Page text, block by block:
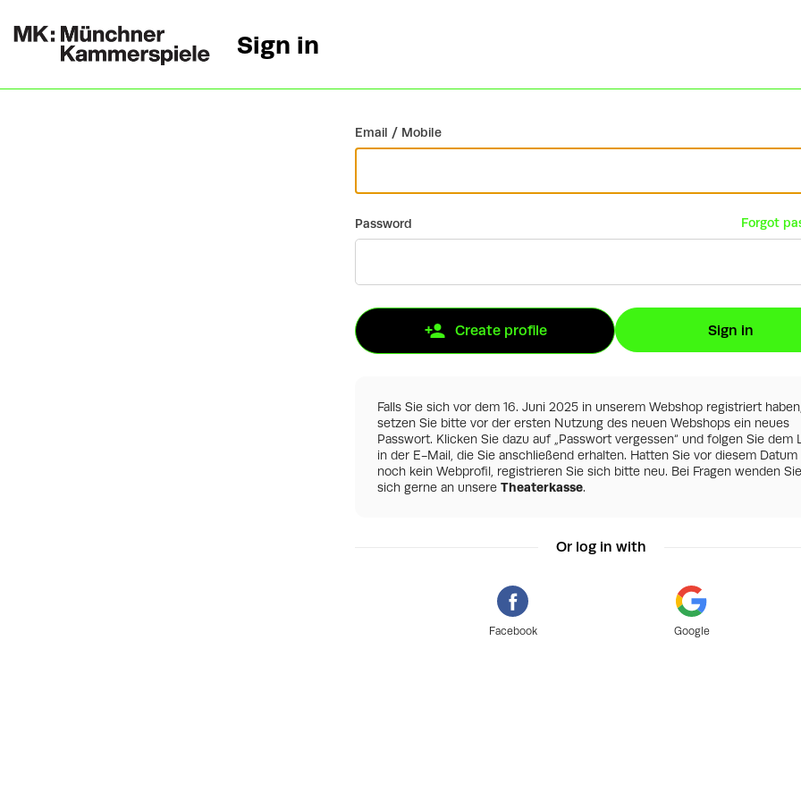
Go back
Sign in
Email / Mobile
Password Forgot
Create profile Sign in
Falls Sie sich vor dem 16. Juni 2025 in unserem Webshop registriert haben,
setzen Sie bitte vor der ersten Nutzung des neuen Webshops ein neues
Passwort. Klicken Sie dazu auf „Passwort vergessen“ und folgen Sie dem
in der E-Mail, die Sie anschließend erhalten. Hatten Sie vor diesem Datum
noch kein Webprofil, registrieren Sie sich bitte neu. Bei Fragen wenden Sie
sich gerne an unsere Theaterkasse.
Or log in with
Facebook Google